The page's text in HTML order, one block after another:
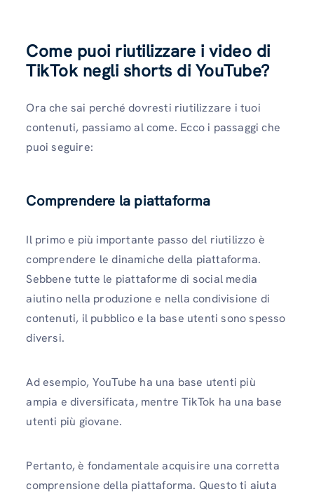
Come puoi riutilizzare i video di
TikTok negli shorts di YouTube?
Ora che sai perché dovresti riutilizzare i tuoi
contenuti, passiamo al come. Ecco i passaggi che
puoi seguire:
Comprendere la piattaforma
Il primo e più importante passo del riutilizzo è
comprendere le dinamiche della piattaforma.
Sebbene tutte le piattaforme di social media
aiutino nella produzione e nella condivisione di
contenuti, il pubblico e la base utenti sono spesso
diversi.
Ad esempio, YouTube ha una base utenti più
ampia e diversificata, mentre TikTok ha una base
utenti più giovane.
Pertanto, è fondamentale acquisire una corretta
comprensione della piattaforma. Questo ti aiuta